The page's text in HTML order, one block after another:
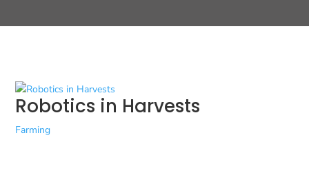
Robotics in Harvests
Farming